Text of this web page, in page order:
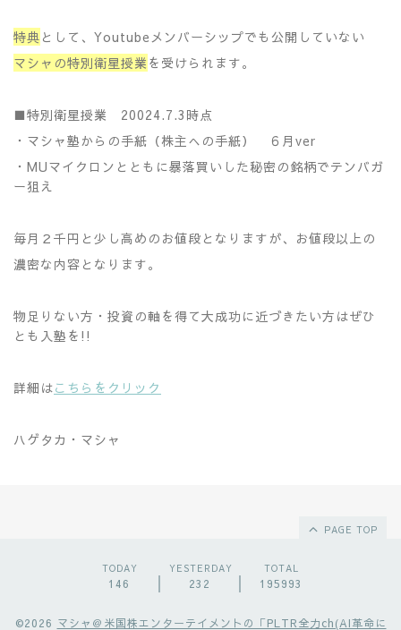
特典 として、Youtubeメンバーシップでも公開していない
マシャの特別衛星授業 を受けられます。
■特別衛星授業 20024.7.3時点
・マシャ塾からの手紙（株主への手紙） ６月ver
・MUマイクロンとともに暴落買いした秘密の銘柄でテンバガ
ー狙え
毎月２千円と少し高めのお値段となりますが、お値段以上の
濃密な内容となります。
物足りない方・投資の軸を得て大成功に近づきたい方はぜひ
とも入塾を!!
詳細はこちらをクリック
ハゲタカ・マシャ
PAGE TOP
TODAY
146
YESTERDAY
232
TOTAL
195993
©2026 マシャ＠米国株エンターテイメントの「PLTR全力ch(AI革命に